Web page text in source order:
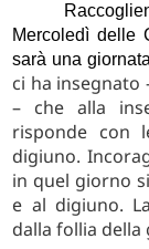
Mercoledì delle
sarà una
ci ha insegnato
– che alla
risponde con
digiuno.
in quel giorno
e al digiuno.
dalla follia della